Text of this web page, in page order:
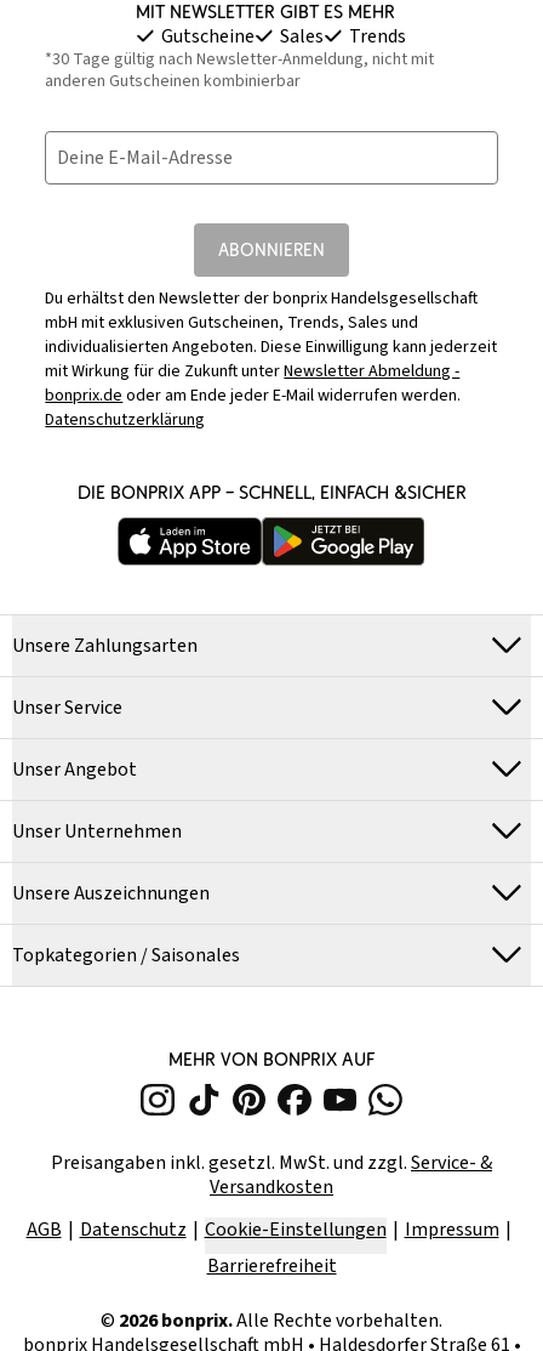
Mit Newsletter gibt es mehr
Gutscheine Sales Trends
*30 Tage gültig nach Newsletter-Anmeldung, nicht mit
anderen Gutscheinen kombinierbar
Deine E-Mail-Adresse
ABONNIEREN
Du erhältst den Newsletter der bonprix Handelsgesellschaft
mbH mit exklusiven Gutscheinen, Trends, Sales und
individualisierten Angeboten. Diese Einwilligung kann jederzeit
mit Wirkung für die Zukunft unterNewsletter Abmeldung -
bonprix.deoder am Ende jeder E-Mail widerrufen werden.
Datenschutzerklärung
DIE BONPRIX APP – SCHNELL, EINFACH &SICHER
Unsere Zahlungsarten
Unser Service
Unser Angebot
Unser Unternehmen
Unsere Auszeichnungen
Topkategorien / Saisonales
MEHR VON BONPRIX AUF
Preisangaben inkl. gesetzl. MwSt. und zzgl.Service- &
Versandkosten
AGB
Datenschutz Cookie-Einstellungen
Impressum
Barrierefreiheit
© 2026bonprix.Alle Rechte vorbehalten.
bonprix Handelsgesellschaft mbH • Haldesdorfer Straße 61 •